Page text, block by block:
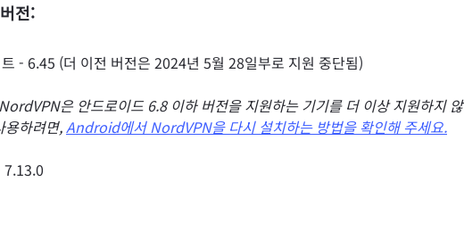
전:
- 6.45 (더 이전 버전은 2024년 5월 28일부로 지원 중단됨)
은 안드로이드 6.8 이하 버전을 지원하는 기기를 더 이상 지원하지 않
하려면,Android에서 NordVPN을 다시 설치하는 방법을 확인해 주세요.
7.13.0